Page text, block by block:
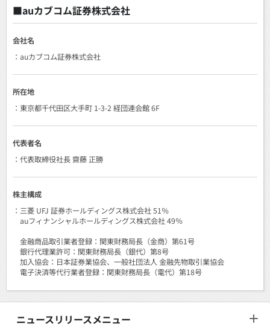
■auカブコム証券株式会社
会社名
：auカブコム証券株式会社
所在地
：東京都千代田区大手町 1-3-2 経団連会館 6F
代表者名
：代表取締役社長 齋藤 正勝
株主構成
：三菱 UFJ 証券ホールディングス株式会社 51％
auフィナンシャルホールディングス株式会社 49％
金融商品取引業者登録：関東財務局長（金商）第61号
銀行代理業許可：関東財務局長（銀代）第8号
加入協会：日本証券業協会、一般社団法人 金融先物取引業協会
電子決済等代行業者登録：関東財務局長（電代）第18号
ニュースリリースメニュー